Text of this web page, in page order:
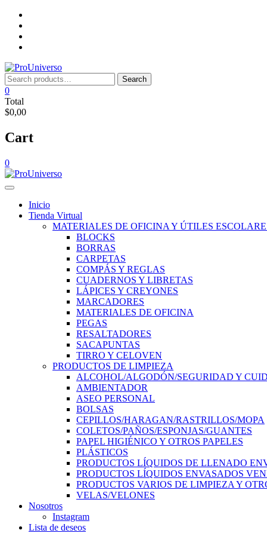
Saltar
contenido
deseos
Search
for:
Search
0
Total
$0,00
Cart
0
Inicio
Tienda Virtual
MATERIALES DE OFICINA Y ÚTILES
BLOCKS
BORRAS
CARPETAS
COMPÁS Y REGLAS
CUADERNOS Y LIBRETAS
LÁPICES Y CREYONES
MARCADORES
MATERIALES DE OFICINA
PEGAS
RESALTADORES
SACAPUNTAS
TIRRO Y CELOVEN
PRODUCTOS DE LIMPIEZA
ALCOHOL/ALGODÓN/SEGURIDAD Y
AMBIENTADOR
ASEO PERSONAL
BOLSAS
CEPILLOS/HARAGAN/RASTRILLOS/MOPA
COLETOS/PAÑOS/ESPONJAS/GUANTES
PAPEL HIGIÉNICO Y OTROS PAPELES
PLÁSTICOS
PRODUCTOS LÍQUIDOS DE LLENADO
PRODUCTOS LÍQUIDOS ENVASADOS
PRODUCTOS VARIOS DE LIMPIEZA Y
VELAS/VELONES
Nosotros
Instagram
Lista de deseos